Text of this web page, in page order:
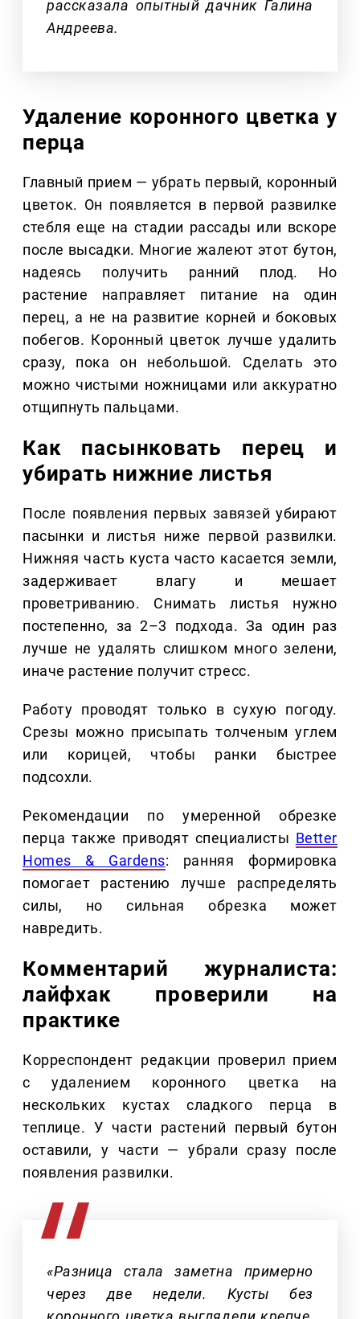
рассказала опытный дачник Галина
Андреева.
Удаление коронного цветка у
перца
Главный прием — убрать первый, коронный
цветок. Он появляется в первой развилке
стебля еще на стадии рассады или вскоре
после высадки. Многие жалеют этот бутон,
надеясь получить ранний плод. Но
растение направляет питание на один
перец, а не на развитие корней и боковых
побегов. Коронный цветок лучше удалить
сразу, пока он небольшой. Сделать это
можно чистыми ножницами или аккуратно
отщипнуть пальцами.
Как пасынковать перец и
убирать нижние листья
После появления первых завязей убирают
пасынки и листья ниже первой развилки.
Нижняя часть куста часто касается земли,
задерживает влагу и мешает
проветриванию. Снимать листья нужно
постепенно, за 2–3 подхода. За один раз
лучше не удалять слишком много зелени,
иначе растение получит стресс.
Работу проводят только в сухую погоду.
Срезы можно присыпать толченым углем
или корицей, чтобы ранки быстрее
подсохли.
Рекомендации по умеренной обрезке
перца также приводят специалисты Better
Homes & Gardens: ранняя формировка
помогает растению лучше распределять
силы, но сильная обрезка может
навредить.
Комментарий журналиста:
лайфхак проверили на
практике
Корреспондент редакции проверил прием
с удалением коронного цветка на
нескольких кустах сладкого перца в
теплице. У части растений первый бутон
оставили, у части — убрали сразу после
появления развилки.
«Разница стала заметна примерно
через две недели. Кусты без